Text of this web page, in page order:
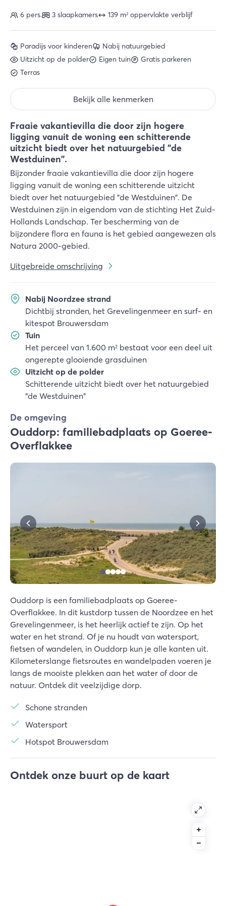
Fraaie vakantievilla die door zijn hogere
ligging vanuit de woning een schitterende
uitzicht biedt over het natuurgebied "de
Westduinen".
Bijzonder fraaie vakantievilla die door zijn hogere
ligging vanuit de woning een schitterende uitzicht
biedt over het natuurgebied "de Westduinen". De
Westduinen zijn in eigendom van de stichting Het Zuid-
Hollands Landschap. Ter bescherming van de
bijzondere flora en fauna is het gebied aangewezen als
Natura 2000-gebied.
Uitgebreide omschrijving
Nabij Noordzee strand
Dichtbij stranden, het Grevelingenmeer en surf- en
kitespot Brouwersdam
Tuin
Het perceel van 1.600 m² bestaat voor een deel uit
ongerepte glooiende grasduinen
Uitzicht op de polder
Schitterende uitzicht biedt over het natuurgebied
"de Westduinen"
Paradijs voor kinderen
Nabij natuurgebied
Uitzicht op de polder
Eigen tuin
Gratis parkeren
Terras
Bekijk alle kenmerken
6 pers. 3 slaapkamers 139 m² oppervlakte verblijf
De omgeving
Ouddorp: familiebadplaats op Goeree-
Overflakkee
Ouddorp is een familiebadplaats op Goeree-
Overflakkee. In dit kustdorp tussen de Noordzee en het
Grevelingenmeer, is het heerlijk actief te zijn. Op het
water en het strand. Of je nu houdt van watersport,
fietsen of wandelen, in Ouddorp kun je alle kanten uit.
Kilometerslange fietsroutes en wandelpaden voeren je
langs de mooiste plekken aan het water of door de
natuur. Ontdek dit veelzijdige dorp.
Schone stranden
Watersport
Hotspot Brouwersdam
Ontdek onze buurt op de kaart